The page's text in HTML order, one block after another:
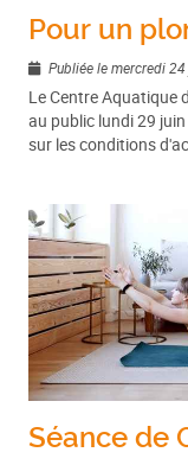
Pour un
Publiée le mercredi
Le Centre Aquatique
au public lundi 29
sur les conditions
Séance de